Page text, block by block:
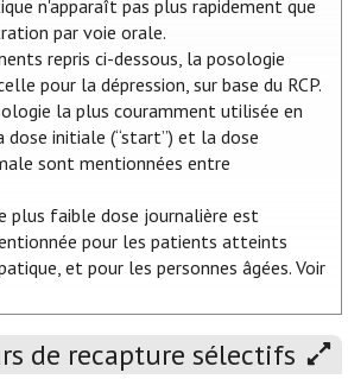
n'apparaît pas plus rapidement que
par voie orale.
repris ci-dessous, la posologie
pour la dépression, sur base du RCP.
la plus couramment utilisée en
dose initiale (“start”) et la dose
sont mentionnées entre
plus faible dose journalière est
pour les patients atteints
et pour les personnes âgées. Voir
de recapture sélectifs